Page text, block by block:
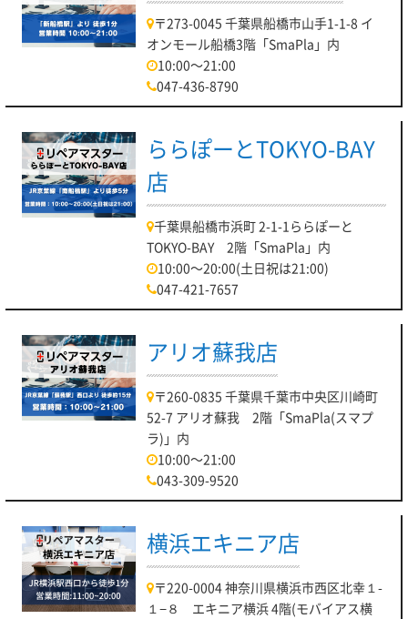
〒273-0045 千葉県船橋市山手1-1-8 イ
オンモール船橋3階「SmaPla」内
10:00～21:00
047-436-8790
ららぽーとTOKYO-BAY
店
千葉県船橋市浜町 2-1-1ららぽーと
TOKYO-BAY 2階「SmaPla」内
10:00～20:00(土日祝は21:00)
047-421-7657
アリオ蘇我店
〒260-0835 千葉県千葉市中央区川崎町
52-7 アリオ蘇我 2階「SmaPla(スマプ
ラ)」内
10:00～21:00
043-309-9520
横浜エキニア店
〒220-0004 神奈川県横浜市西区北幸１-
１−８ エキニア横浜 4階(モバイアス横